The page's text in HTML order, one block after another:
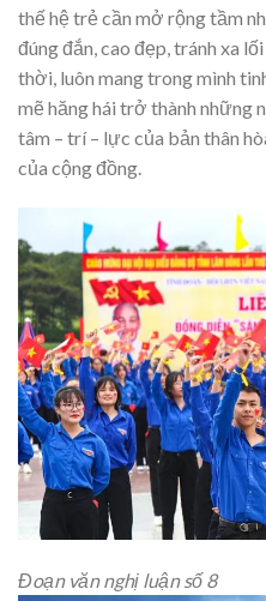
thế hệ trẻ cần mở rộng tầm
đúng đắn, cao đẹp, tránh xa
thời, luôn mang trong mình
mẽ hăng hái trở thành những
tâm – trí – lực của bản thân
của cộng đồng.
Đoạn văn nghị luận số 8